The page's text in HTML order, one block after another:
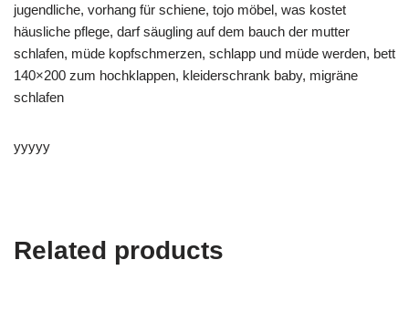
jugendliche, vorhang für schiene, tojo möbel, was kostet
häusliche pflege, darf säugling auf dem bauch der mutter
schlafen, müde kopfschmerzen, schlapp und müde werden, bett
140×200 zum hochklappen, kleiderschrank baby, migräne
schlafen
yyyyy
Related products